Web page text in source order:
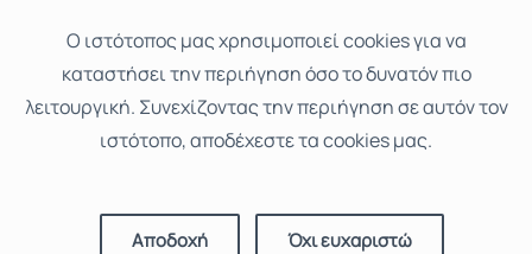
Ο ιστότοπoς μας χρησιμοποιεί cookies για να
καταστήσει την περιήγηση όσο το δυνατόν πιο
λειτουργική. Συνεχίζοντας την περιήγηση σε αυτόν τον
ιστότοπο, αποδέχεστε τα cookies μας.
Αποδοχή Όχι ευχαριστώ